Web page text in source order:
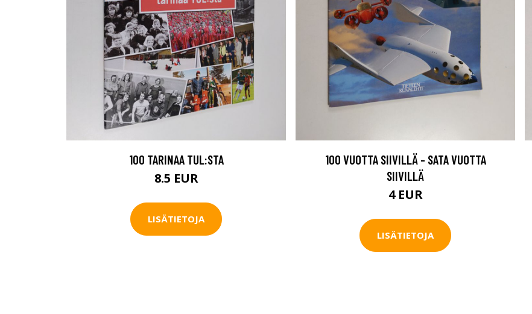
100 TARINAA TUL:STA
8.5 EUR
LISÄTIETOJA
100 VUOTTA SIIVILLÄ - SATA VUOTTA
SIIVILLÄ
4 EUR
LISÄTIETOJA